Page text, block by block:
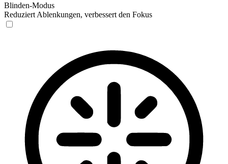
Blinden-Modus
Reduziert Ablenkungen, verbessert den Fokus